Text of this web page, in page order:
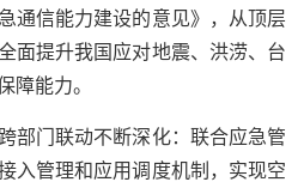
通信能力建设的意见》，从顶层
面提升我国应对地震、洪涝、台
障能力。
门联动不断深化：联合应急管
入管理和应用调度机制，实现空